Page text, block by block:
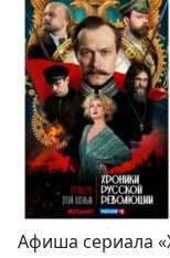
Афиша сериала